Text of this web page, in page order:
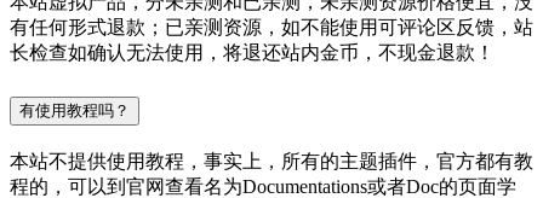
有任何形式退款；已亲测资源，如不能使用可评论区反馈，站
长检查如确认无法使用，将退还站内金币，不现金退款！
有使用教程吗？
本站不提供使用教程，事实上，所有的主题插件，官方都有教
程的，可以到官网查看名为Documentations或者Doc的页面学